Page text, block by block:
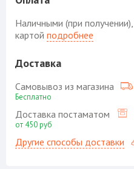
Наличными (при
картой подробнее
Доставка
Самовывоз из магазина
Бесплатно
Доставка постаматом
от 450 руб
Другие способы доставки